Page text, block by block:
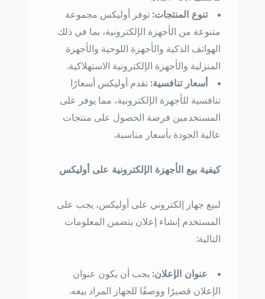
تنوع المنتجات: توفر أوليكس مجموعة
متنوعة من الأجهزة الإلكترونية، بما في ذلك
الهواتف الذكية والأجهزة اللوحية والأجهزة
المنزلية والأجهزة الإلكترونية الاستهلاكية.
أسعار تنافسية: تقدم أوليكس أسعارًا
تنافسية للأجهزة الإلكترونية، مما يوفر على
المستخدمين فرصة الحصول على منتجات
عالية الجودة بأسعار مناسبة.
كيفية بيع الأجهزة الإلكترونية على أوليكس
لبيع جهاز إلكتروني على أوليكس، يجب على
المستخدم إنشاء إعلان يتضمن المعلومات
التالية:
عنوان الإعلان: يجب أن يكون عنوان
الإعلان قصيرًا ووصفًا للجهاز المراد بيعه.